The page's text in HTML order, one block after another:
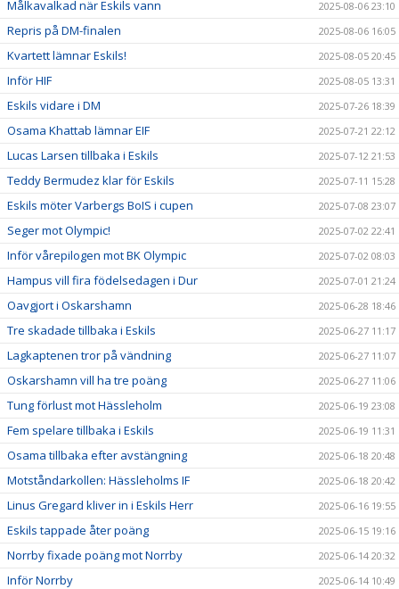
Målkavalkad när Eskils vann 2025-08-06 23:10
Repris på DM-finalen 2025-08-06 16:05
Kvartett lämnar Eskils! 2025-08-05 20:45
Inför HIF 2025-08-05 13:31
Eskils vidare i DM 2025-07-26 18:39
Osama Khattab lämnar EIF 2025-07-21 22:12
Lucas Larsen tillbaka i Eskils 2025-07-12 21:53
Teddy Bermudez klar för Eskils 2025-07-11 15:28
Eskils möter Varbergs BoIS i cupen 2025-07-08 23:07
Seger mot Olympic! 2025-07-02 22:41
Inför vårepilogen mot BK Olympic 2025-07-02 08:03
Hampus vill fira födelsedagen i Dur 2025-07-01 21:24
Oavgjort i Oskarshamn 2025-06-28 18:46
Tre skadade tillbaka i Eskils 2025-06-27 11:17
Lagkaptenen tror på vändning 2025-06-27 11:07
Oskarshamn vill ha tre poäng 2025-06-27 11:06
Tung förlust mot Hässleholm 2025-06-19 23:08
Fem spelare tillbaka i Eskils 2025-06-19 11:31
Osama tillbaka efter avstängning 2025-06-18 20:48
Motståndarkollen: Hässleholms IF 2025-06-18 20:42
Linus Gregard kliver in i Eskils Herr 2025-06-16 19:55
Eskils tappade åter poäng 2025-06-15 19:16
Norrby fixade poäng mot Norrby 2025-06-14 20:32
Inför Norrby 2025-06-14 10:49